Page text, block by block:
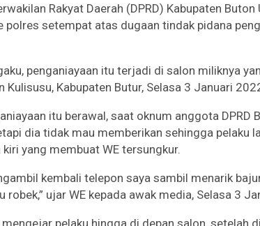
Rakyat Daerah (DPRD) Kabupaten Buton
polres setempat atas dugaan tindak pidana
penganiayaan itu terjadi di salon miliknya
Kulisusu, Kabupaten Butur, Selasa 3 Januari
itu berawal, saat oknum anggota DPRD
dia tidak mau memberikan sehingga pelaku
yang membuat WE tersungkur.
kembali telepon saya sambil menarik
robek,” ujar WE kepada awak media, Selasa 3
pelaku hingga di depan salon, setelah